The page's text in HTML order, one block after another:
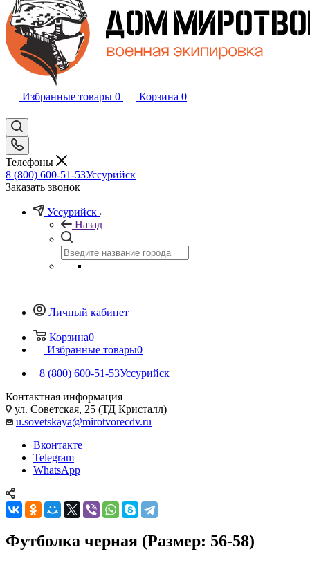
Избранные товары 0 Корзина 0
Телефоны
8 (800) 600-51-53Уссурийск
Заказать звонок
Уссурийск
Назад
Личный кабинет
Корзина0
Избранные товары0
8 (800) 600-51-53Уссурийск
Контактная информация
ул. Советская, 25 (ТД Кристалл)
u.sovetskaya@mirotvorecdv.ru
Вконтакте
Telegram
WhatsApp
Футболка черная (Размер: 56-58)